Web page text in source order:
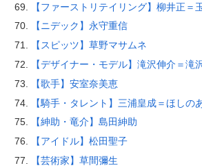
【ファーストリテイリング】柳井正＝
【ニデック】永守重信
【スピッツ】草野マサムネ
【デザイナー・モデル】滝沢伸介＝滝
【歌手】安室奈美恵
【騎手・タレント】三浦皇成＝ほしの
【紳助・竜介】島田紳助
【アイドル】松田聖子
【芸術家】草間彌生